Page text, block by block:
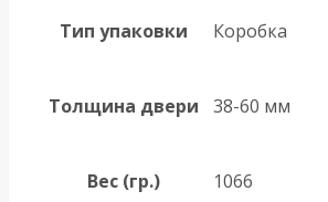
Тип упаковки Коробка
Толщина двери 38-60 мм
Вес (гр.) 1066